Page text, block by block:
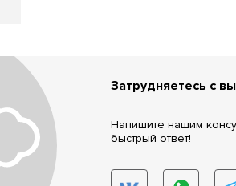
Затрудняетесь с
Напишите нашим
быстрый ответ!